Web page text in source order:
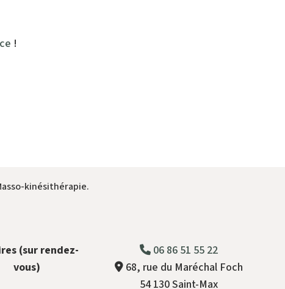
!
kinésithérapie.
(sur rendez-
vous)
06 86 51 55 22
68, rue du Maréchal Foch
54 130 Saint-Max